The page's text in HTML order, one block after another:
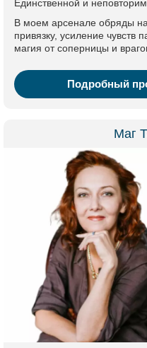
Единственной и
В моем арсенале обряды
привязку, усиление чувств
магия от соперницы и
Подробный
Маг